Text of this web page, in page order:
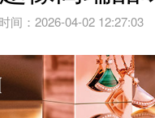
时间： 2026-04-02 12:27:03